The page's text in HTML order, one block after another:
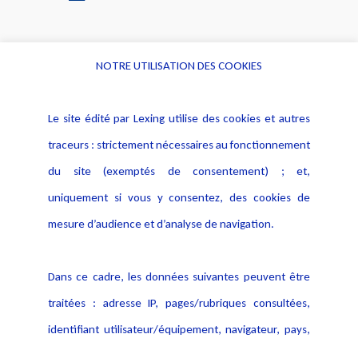
Alerte professionnelle
Déclaration d'accessibilité
Notice Légale
Politique de protection des
données
Publications
NOTRE UTILISATION DES COOKIES
Le site édité par Lexing utilise des cookies et autres
traceurs : strictement nécessaires au fonctionnement
du site (exemptés de consentement) ; et,
uniquement si vous y consentez, des cookies de
mesure d’audience et d’analyse de navigation.
Dans ce cadre, les données suivantes peuvent être
traitées : adresse IP, pages/rubriques consultées,
identifiant utilisateur/équipement, navigateur, pays,